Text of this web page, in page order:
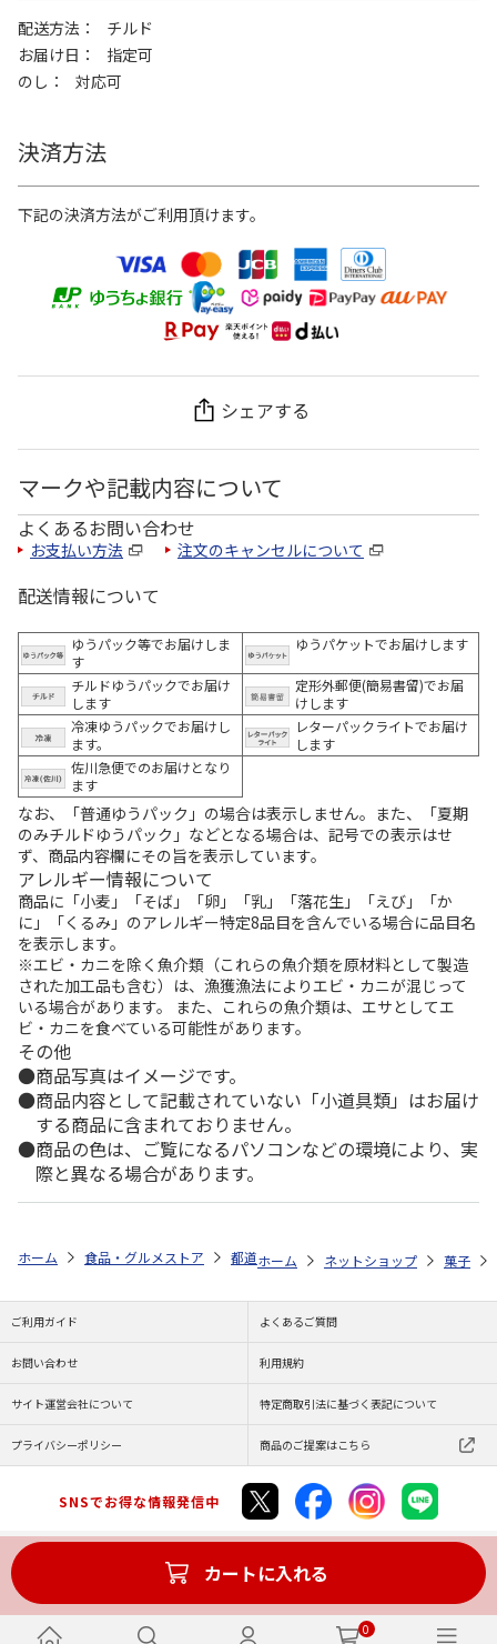
0
配送方法
チルド
お届け日
指定可
のし
対応可
決済方法
下記の決済方法がご利用頂けます。
シェアする
マークや記載内容について
よくあるお問い合わせ
お支払い方法 注文のキャンセルについて
配送情報について
ゆうパック等でお届けしま
す
ゆうパケットでお届けします
チルドゆうパックでお届け
します
定形外郵便(簡易書留)でお届
けします
冷凍ゆうパックでお届けし
ます。
レターパックライトでお届け
します
佐川急便でのお届けとなり
ます
なお、「普通ゆうパック」の場合は表示しません。また、「夏期
のみチルドゆうパック」などとなる場合は、記号での表示はせ
ず、商品内容欄にその旨を表示しています。
アレルギー情報について
商品に「小麦」「そば」「卵」「乳」「落花生」「えび」「か
に」「くるみ」のアレルギー特定8品目を含んでいる場合に品目名
を表示します。
※エビ・カニを除く魚介類（これらの魚介類を原材料として製造
された加工品も含む）は、漁獲漁法によりエビ・カニが混じって
いる場合があります。 また、これらの魚介類は、エサとしてエ
ビ・カニを食べている可能性があります。
その他
商品写真はイメージです。
商品内容として記載されていない「小道具類」はお届け
する商品に含まれておりません。
商品の色は、ご覧になるパソコンなどの環境により、実
際と異なる場合があります。
カートに入れる
ホーム 食品・グルメストア 都道府県から探す 北海道 ＜牧家＞
ホーム ネットショップ 菓子
ご利用ガイド よくあるご質問
お問い合わせ 利用規約
サイト運営会社について 特定商取引法に基づく表記について
プライバシーポリシー 商品のご提案はこちら
SNSでお得な情報発信中
Copyright (C) JAPAN POST Co.,Ltd. All Rights Reserved.